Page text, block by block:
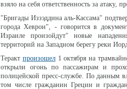
взяло на себя ответственность за
"Бригады Иззэддина аль-Кассама"
города Хеврон", - говорится в
Израиле произойдут" новые
территорий на Западном берегу реки
Теракт произошел1 октября на
открыли огонь по пассажирам и
полицейской пресс-службе. По данным
том числе гражданин Греции и